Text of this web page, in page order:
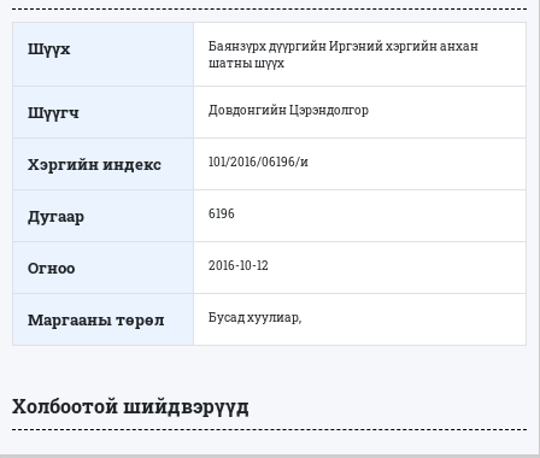
Шүүх
Баянзүрх дүүргийн Иргэний хэргийн анхан
шатны шүүх
Шүүгч Довдонгийн Цэрэндолгор
Хэргийн индекс 101/2016/06196/и
Дугаар 6196
Огноо 2016-10-12
Маргааны төрөл Бусад хуулиар,
Холбоотой шийдвэрүүд